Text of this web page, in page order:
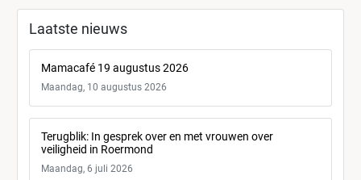
Laatste nieuws
Mamacafé 19 augustus 2026
Maandag, 10 augustus 2026
Terugblik: In gesprek over en met vrouwen over
veiligheid in Roermond
Maandag, 6 juli 2026